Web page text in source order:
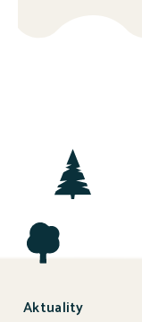
Aktuality